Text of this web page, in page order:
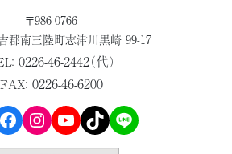
〒986-0766
郡南三陸町志津川黒崎 99-17
： 0226-46-2442（代）
FAX： 0226-46-6200
Facebook Instagram YouTube TikTok LINE